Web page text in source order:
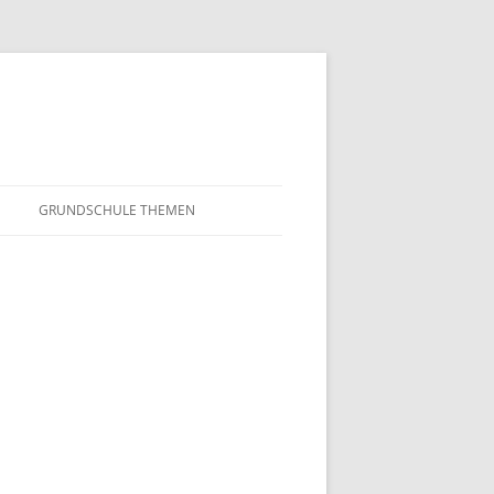
GRUNDSCHULE THEMEN